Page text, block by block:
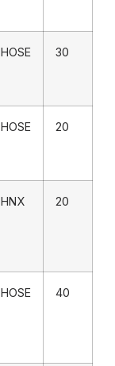
HOSE 30
HOSE 20
HNX 20
HOSE 40